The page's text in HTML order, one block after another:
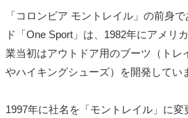
「コロンビア モントレイル」の前身
ド「One Sport」は、1982年にアメリ
業当初はアウトドア用のブーツ（トレ
やハイキングシューズ）を開発してい
1997年に社名を「モントレイル」に